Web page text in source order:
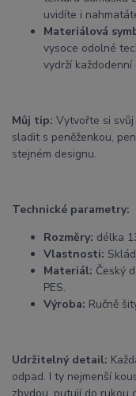
uvidíte i
Materiálová
vysoce odolné
vydrží
Můj tip: Vytvořte si
sladit s peněženkou,
stejném designu.
Technické parametry:
Rozměry: délka
Vlastnosti:
Materiál: Český
PES.
Výroba: Ručně
Udržitelný detail:
odpad. I ty nejmenší